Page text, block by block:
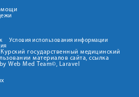
Условия использования информации
государственный медицинский
материалов сайта, ссылка
Web Med Team©, Laravel